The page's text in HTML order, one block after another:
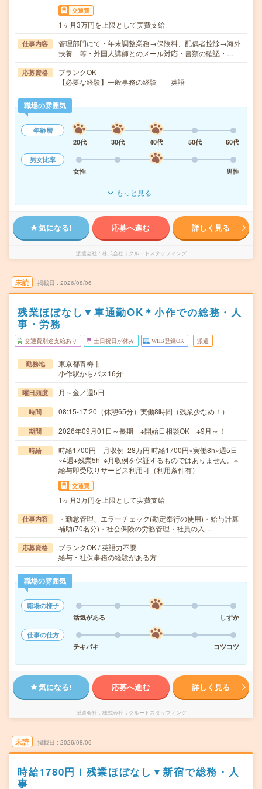
交通費
1ヶ月3万円を上限として実費支給
仕事内容
管理部門にて・年末調整業務→保険料、配偶者控除→海外
扶養 等・外国人講師とのメール対応・書類の確認・…
応募資格
ブランクOK
【必要な経験】一般事務の経験 英語
職場の雰囲気
年齢層
20代
30代 40代 50代
60代
男女比率
女性
男性
もっと見る
気になる! 応募へ進む 詳しく見る
派遣会社 株式会社リクルートスタッフィング
未読 掲載日 2026/08/06
残業ほぼなし▼車通勤OK＊小作での総務・人
事・労務
交通費別途支給あり 土日祝日が休み WEB登録OK 派遣
勤務地
東京都青梅市
小作駅からバス16分
曜日頻度 月～金／週5日
時間 08:15-17:20（休憩65分）実働8時間（残業少なめ！）
期間 2026年09月01日～長期 ※開始日相談OK ※9月～！
時給
時給1700円 月収例 28万円 時給1700円×実働8h×週5日
×4週+残業5h ※月収例を保証するものではありません。※
給与即受取りサービス利用可（利用条件有）
交通費
1ヶ月3万円を上限として実費支給
仕事内容
・勤怠管理、エラーチェック(勘定奉行の使用)・給与計算
補助(70名分)・社会保険の労務管理・社員の入…
応募資格
ブランクOK / 英語力不要
給与・社保事務の経験がある方
職場の雰囲気
職場の様子
活気がある
しずか
仕事の仕方
テキパキ
コツコツ
気になる! 応募へ進む 詳しく見る
派遣会社 株式会社リクルートスタッフィング
未読 掲載日 2026/08/06
時給1780円！残業ほぼなし▼新宿で総務・人
事